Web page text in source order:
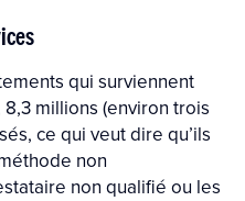
qui surviennent
millions (environ trois
ce qui veut dire qu’ils
non
non qualifié ou les